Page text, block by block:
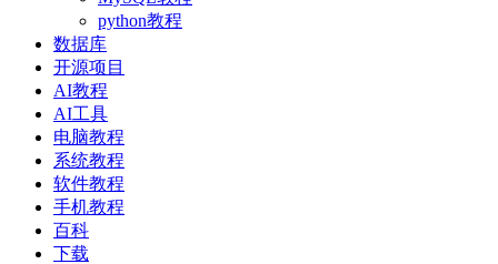
python教程
数据库
开源项目
AI教程
AI工具
电脑教程
系统教程
软件教程
手机教程
百科
下载